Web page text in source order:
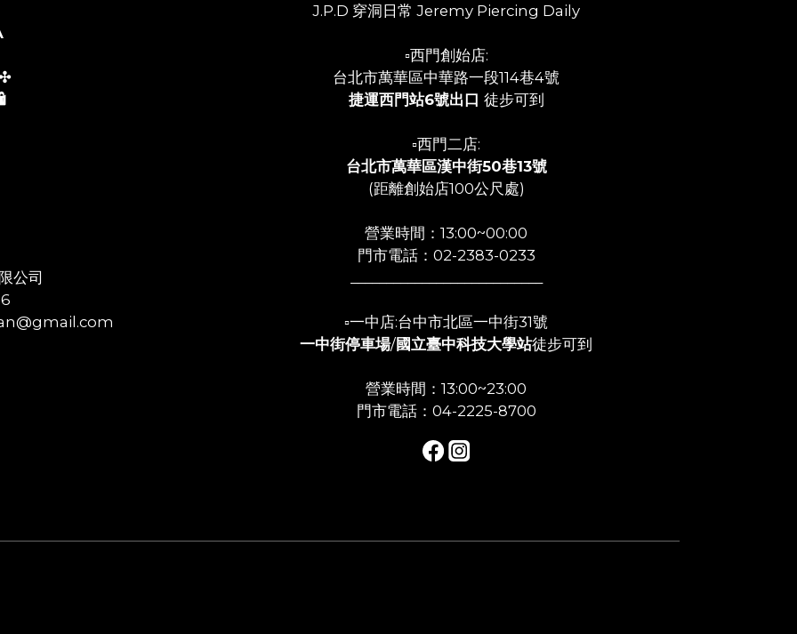
公司
J.P.D 穿洞日常 Jeremy Piercing Daily
▫️西門創始店:
台北市萬華區中華路一段114巷4號
捷運西門站6號出口 徒步可到
▫️西門二店:
台北市萬華區漢中街50巷13號
(距離創始店100公尺處)
營業時間：13:00~00:00
門市電話：02-2383-0233
▫️一中店:台中市北區一中街31號
一中街停車場/國立臺中科技大學站徒步可到
營業時間：13:00~23:00
門市電話：04-2225-8700